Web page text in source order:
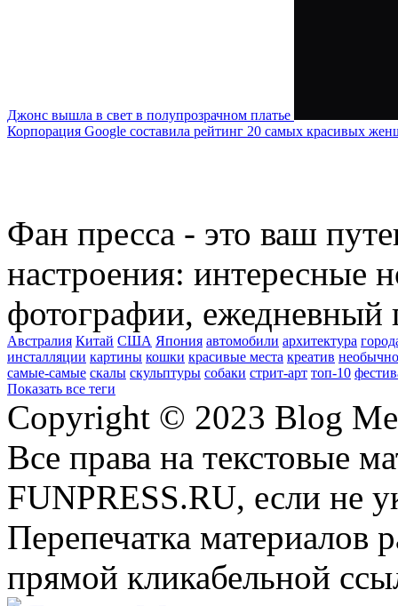
Джонс вышла в свет в полупрозрачном платье
Корпорация Google составила рейтинг 20 самых красивых
Фан пресса - это ваш
настроения: интересные
фотографии, ежедневный
Австралия Китай США Япония автомобили архитектура
инсталляции картины кошки красивые места креатив
самые-самые скалы скульптуры собаки стрит-арт топ-10
Показать все теги
Copyright © 2023 Blog
Все права на текстовые
FUNPRESS.RU, если не
Перепечатка материалов
прямой кликабельной